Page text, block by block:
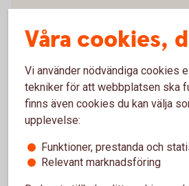
Vanliga frågor om
Vad är skillnaden mellan
Vad avgör min bolåneränta?
Våra cookies,
Vi använder nödvändiga cookies
tekniker för att webbplatsen ska
finns även cookies du kan välja
upplevelse:
Funktioner, prestanda och
Relevant marknadsföring